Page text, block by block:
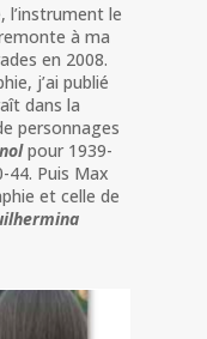
l’instrument le
à ma
en 2008.
j’ai publié
dans la
personnages
pour 1939-
44. Puis Max
et celle de